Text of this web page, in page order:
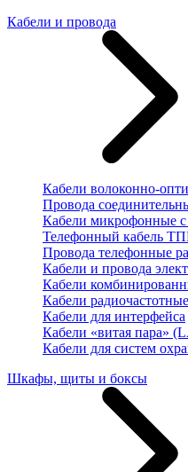
Кабели и провода
Кабели волоконно-
Провода
Кабели микрофонные с
Телефонный кабель
Провода телефонные
Кабели и провода
Кабели
Кабели радиочастотные
Кабели для интерфейса
Кабели «витая пара»
Кабели для систем
Шкафы, щиты и боксы